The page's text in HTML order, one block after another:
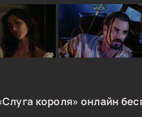
короля» онлайн